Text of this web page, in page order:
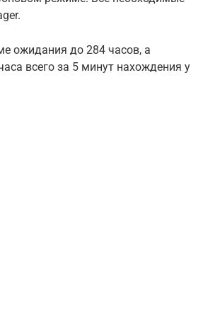
ожидания до 284 часов, а
всего за 5 минут нахождения у